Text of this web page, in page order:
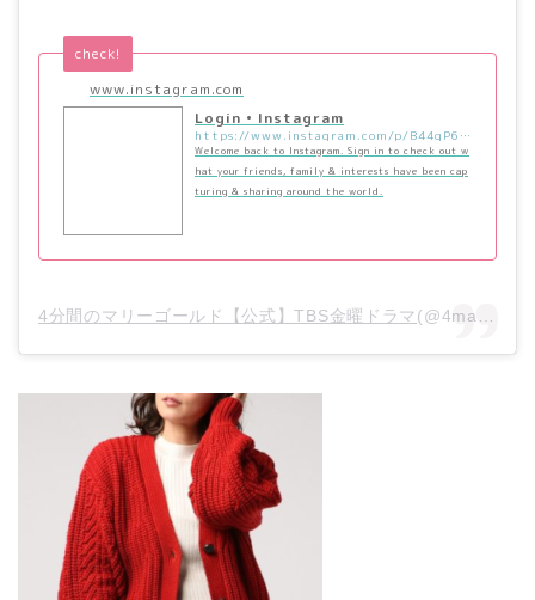
www.instagram.com
check!
Login • Instagram
https://www.instagram.com/p/B44qP6pBd95/?utm_source=ig_embed&utm_campaign=loading
Welcome back to Instagram. Sign in to check out w
hat your friends, family & interests have been cap
turing & sharing around the world.
4分間のマリーゴールド【公式】TBS金曜ドラマ(@4mari_tbs)がシェアした投稿 –